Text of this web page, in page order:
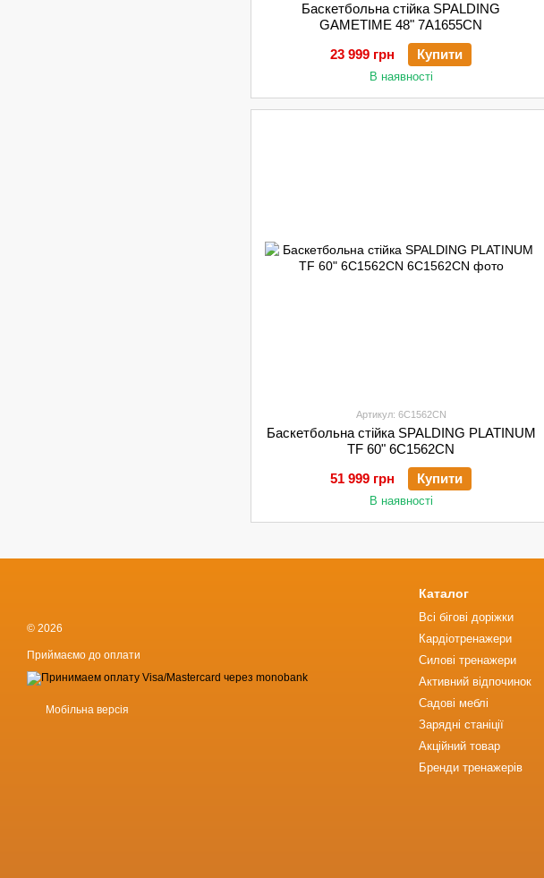
Баскетбольна стійка SPALDING
GAMETIME 48" 7A1655CN
23 999 грн
Купити
В наявності
Артикул: 6C1562CN
Баскетбольна стійка SPALDING PLATINUM
TF 60" 6C1562CN
51 999 грн
Купити
В наявності
© 2026
Приймаємо до оплати
Мобільна версія
Каталог
Всі бігові доріжки
Кардіотренажери
Силові тренажери
Активний відпочинок
Садові меблі
Зарядні станіції
Акційний товар
Бренди тренажерів